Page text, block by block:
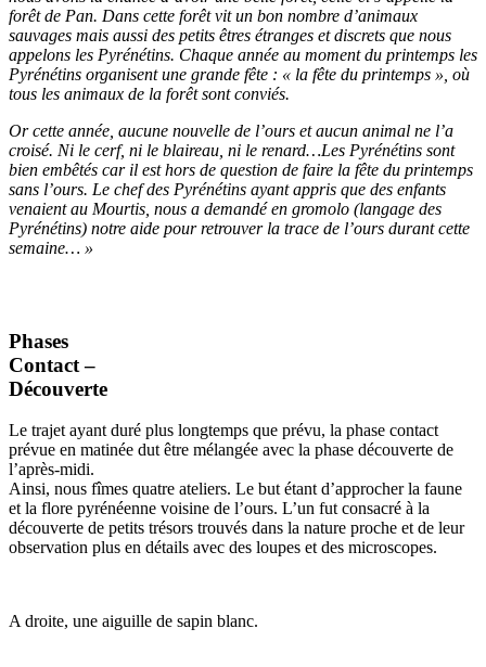
forêt de Pan. Dans cette forêt vit un bon nombre d’animaux
sauvages mais aussi des petits êtres étranges et discrets que nous
appelons les Pyrénétins. Chaque année au moment du printemps les
Pyrénétins organisent une grande fête : « la fête du printemps », où
tous les animaux de la forêt sont conviés.
Or cette année, aucune nouvelle de l’ours et aucun animal ne l’a
croisé. Ni le cerf, ni le blaireau, ni le renard…Les Pyrénétins sont
bien embêtés car il est hors de question de faire la fête du printemps
sans l’ours. Le chef des Pyrénétins ayant appris que des enfants
venaient au Mourtis, nous a demandé en gromolo (langage des
Pyrénétins) notre aide pour retrouver la trace de l’ours durant cette
semaine… »
Phases
Contact –
Découverte
Le trajet ayant duré plus longtemps que prévu, la phase contact
prévue en matinée dut être mélangée avec la phase découverte de
l’après-midi.
Ainsi, nous fîmes quatre ateliers. Le but étant d’approcher la faune
et la flore pyrénéenne voisine de l’ours. L’un fut consacré à la
découverte de petits trésors trouvés dans la nature proche et de leur
observation plus en détails avec des loupes et des microscopes.
A droite, une aiguille de sapin blanc.